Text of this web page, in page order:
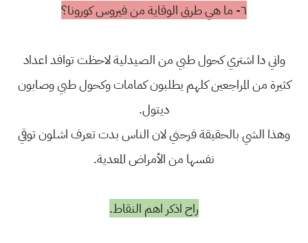
٦- ما هي طرق الوقاية من فيروس كورونا؟
واني دا اشتري كحول طبي من الصيدلية لاحظت توافد اعداد
كثيرة من المراجعين كلهم يطلبون كمامات وكحول طبي وصابون
ديتول.
وهذا الشي بالحقيقة فرحني لان الناس بدت تعرف اشلون توقي
نفسها من الأمراض المعدية.
راح اذكر اهم النقاط.